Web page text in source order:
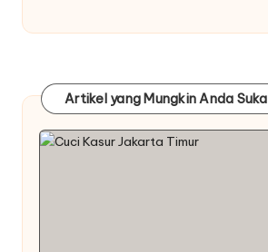
Artikel yang Mungkin Anda Suka